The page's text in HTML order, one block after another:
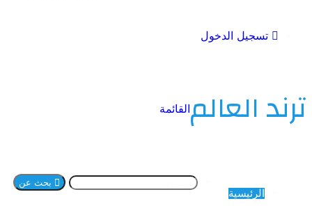
تسجيل الدخول
العالمالقائمة
بحث عن